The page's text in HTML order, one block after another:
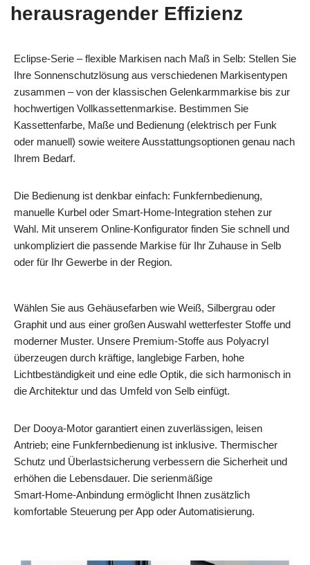
herausragender Effizienz
Eclipse‑Serie – flexible Markisen nach Maß in Selb: Stellen Sie
Ihre Sonnenschutzlösung aus verschiedenen Markisentypen
zusammen – von der klassischen Gelenkarmmarkise bis zur
hochwertigen Vollkassettenmarkise. Bestimmen Sie
Kassettenfarbe, Maße und Bedienung (elektrisch per Funk
oder manuell) sowie weitere Ausstattungsoptionen genau nach
Ihrem Bedarf.
Die Bedienung ist denkbar einfach: Funkfernbedienung,
manuelle Kurbel oder Smart‑Home‑Integration stehen zur
Wahl. Mit unserem Online‑Konfigurator finden Sie schnell und
unkompliziert die passende Markise für Ihr Zuhause in Selb
oder für Ihr Gewerbe in der Region.
Wählen Sie aus Gehäusefarben wie Weiß, Silbergrau oder
Graphit und aus einer großen Auswahl wetterfester Stoffe und
moderner Muster. Unsere Premium‑Stoffe aus Polyacryl
überzeugen durch kräftige, langlebige Farben, hohe
Lichtbeständigkeit und eine edle Optik, die sich harmonisch in
die Architektur und das Umfeld von Selb einfügt.
Der Dooya‑Motor garantiert einen zuverlässigen, leisen
Antrieb; eine Funkfernbedienung ist inklusive. Thermischer
Schutz und Überlastsicherung verbessern die Sicherheit und
erhöhen die Lebensdauer. Die serienmäßige
Smart‑Home‑Anbindung ermöglicht Ihnen zusätzlich
komfortable Steuerung per App oder Automatisierung.